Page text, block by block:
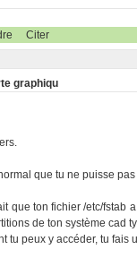
Citer
graphiqu
que tu ne puisse
que ton fichier /etc/fstab
de ton système cad
tu peux y accéder, tu fais